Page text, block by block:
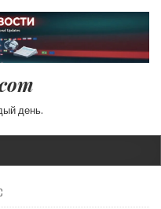
день.